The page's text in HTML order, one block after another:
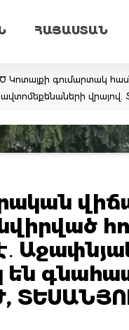
ՀԱՅԱՍՏԱՆ
Կոտայքի գումարտակ
ավտոմեքենաների
են